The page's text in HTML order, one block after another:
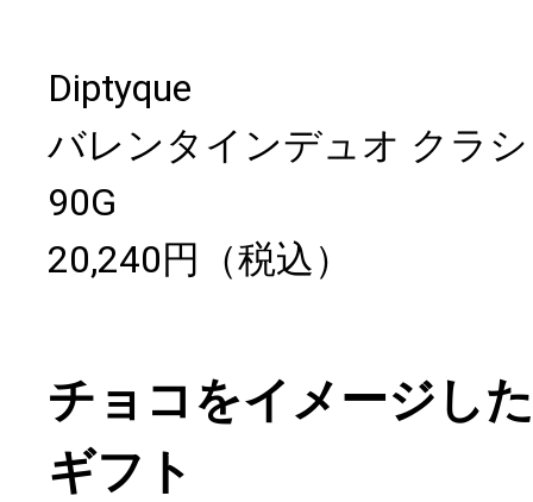
Diptyque
バレンタインデュオ クラ
90G
20,240円（税込）
チョコをイメージし
ギフト